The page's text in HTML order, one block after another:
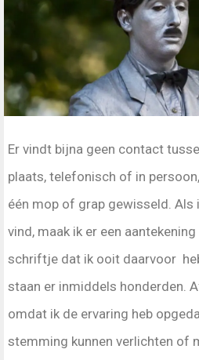
Er vindt bijna geen contact
plaats, telefonisch of in
één mop of grap gewisseld. Als
vind, maak ik er een
schriftje dat ik ooit daarvoor
staan er inmiddels honderden.
omdat ik de ervaring heb
stemming kunnen verlichten of